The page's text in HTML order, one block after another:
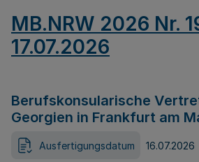
MB.NRW 2026 Nr.
17.07.2026
Berufskonsularische
Georgien in Frankfurt am
Ausfertigungsdatum 16.07.2026